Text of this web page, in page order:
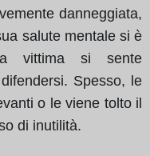
danneggiata,
salute mentale si è
vittima si sente
Spesso, le
o le viene tolto il
di inutilità.